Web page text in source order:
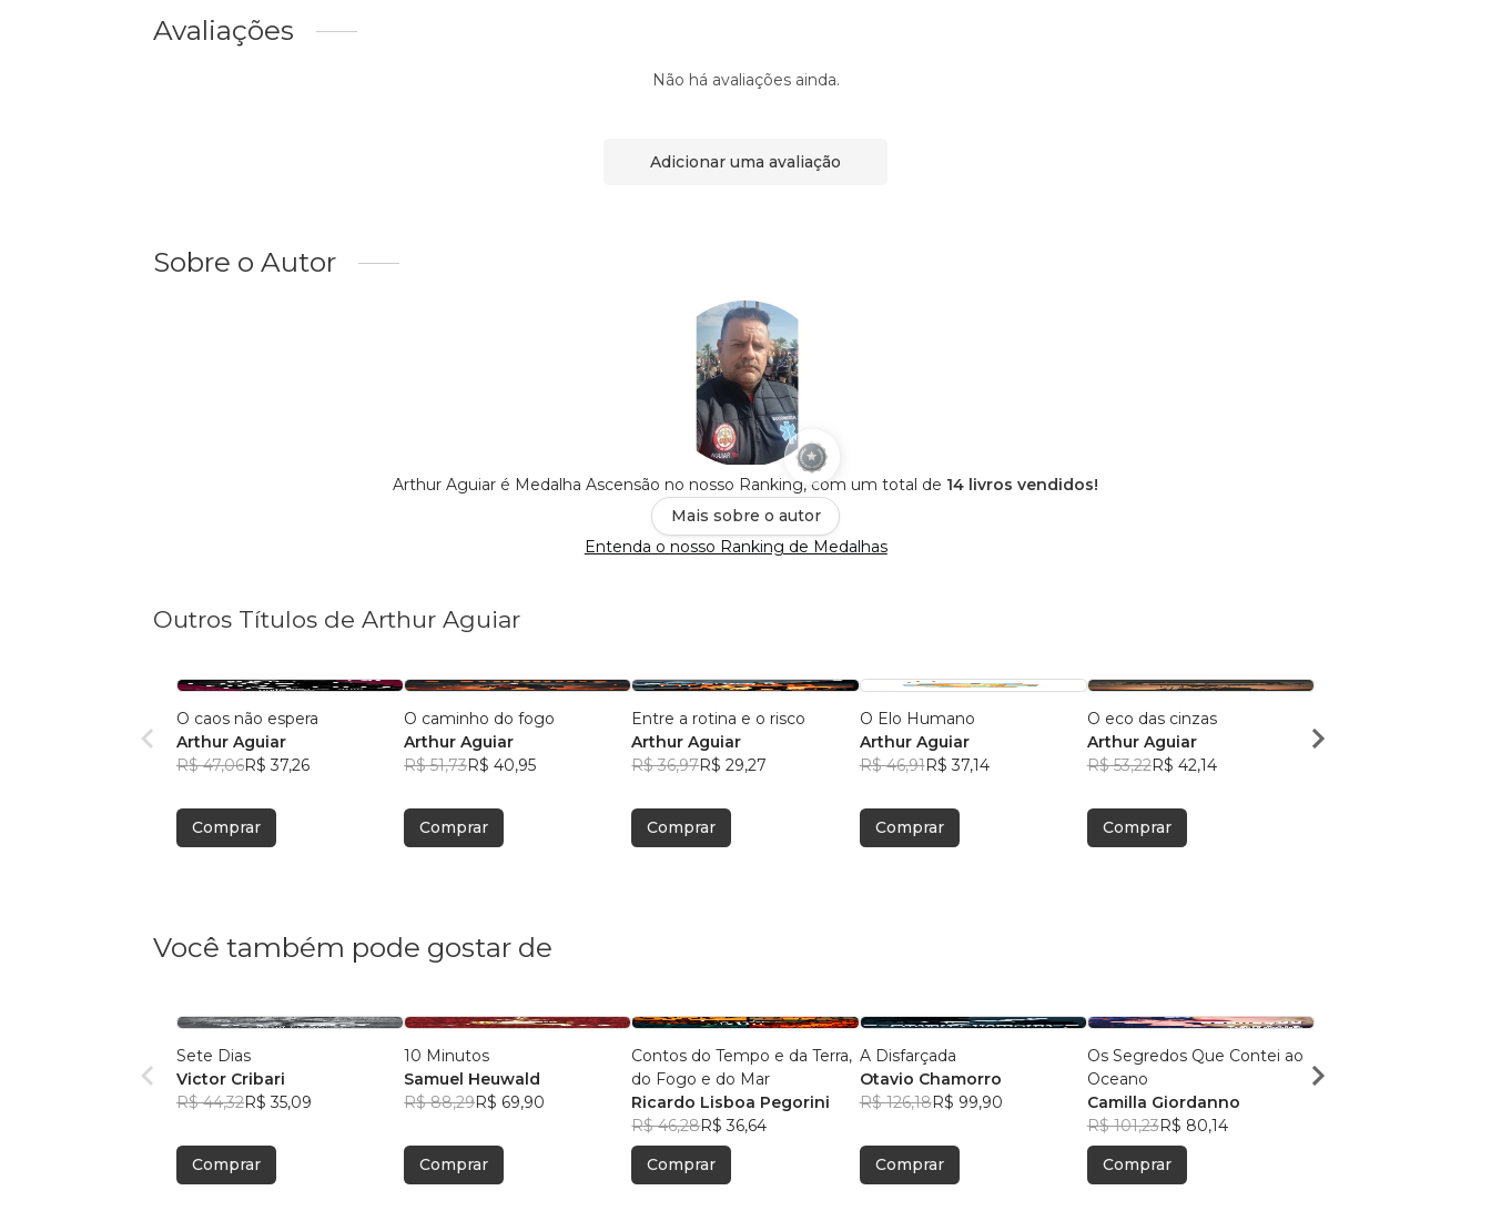
Avaliações
Não há avaliações ainda.
Adicionar uma avaliação
Sobre o Autor
Arthur Aguiar é Medalha Ascensão no nosso Ranking, com um total de 14 livros vendidos!
Mais sobre o autor
Entenda o nosso Ranking de Medalhas
Outros Títulos de Arthur Aguiar
O caos não espera
Arthur Aguiar
R$ 47,06R$ 37,26
Comprar
O caminho do fogo
Arthur Aguiar
R$ 51,73R$ 40,95
Comprar
Entre a rotina e o risco
Arthur Aguiar
R$ 36,97R$ 29,27
Comprar
O Elo Humano
Arthur Aguiar
R$ 46,91R$ 37,14
Comprar
O eco das cinzas
Arthur Aguiar
R$ 53,22R$ 42,14
Comprar
todos
Você também pode gostar de
Sete Dias
Victor Cribari
R$ 44,32R$ 35,09
Comprar
10 Minutos
Samuel Heuwald
R$ 88,29R$ 69,90
Comprar
Contos do Tempo e da Terra,
do Fogo e do Mar
Ricardo Lisboa Pegorini
R$ 46,28R$ 36,64
Comprar
A Disfarçada
Otavio Chamorro
R$ 126,18R$ 99,90
Comprar
Os Segredos Que Contei ao
Oceano
Camilla Giordanno
R$ 101,23R$ 80,14
Comprar
Herlânio Caetano